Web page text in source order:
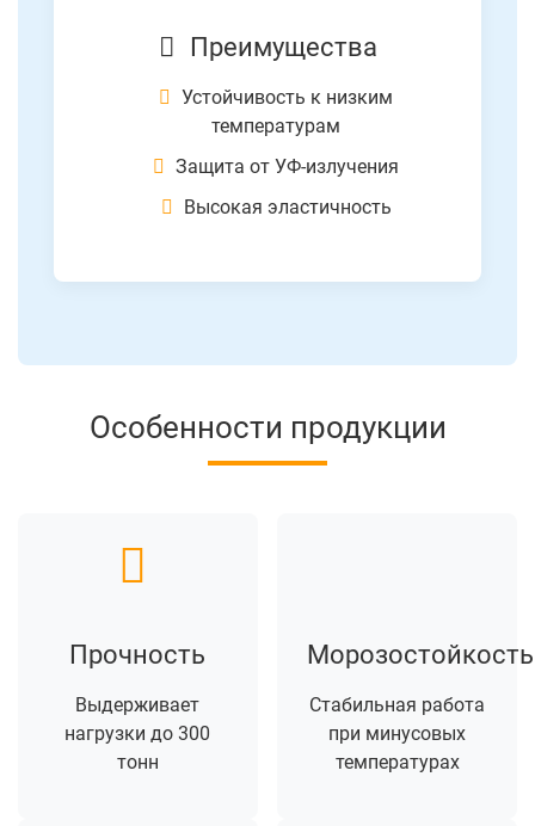
Преимущества
Устойчивость к низким
температурам
Защита от УФ-излучения
Высокая эластичность
Особенности продукции
Прочность
Выдерживает
нагрузки до 300
тонн
Морозостойкость
Стабильная работа
при минусовых
температурах